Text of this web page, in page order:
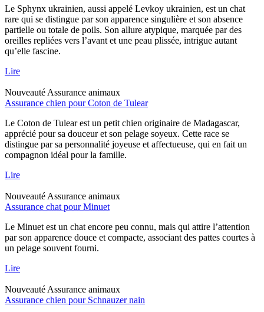
Le Sphynx ukrainien, aussi appelé Levkoy ukrainien, est un chat
rare qui se distingue par son apparence singulière et son absence
partielle ou totale de poils. Son allure atypique, marquée par des
oreilles repliées vers l’avant et une peau plissée, intrigue autant
qu’elle fascine.
Lire
Nouveauté Assurance animaux
Assurance chien pour Coton de Tulear
Le Coton de Tulear est un petit chien originaire de Madagascar,
apprécié pour sa douceur et son pelage soyeux. Cette race se
distingue par sa personnalité joyeuse et affectueuse, qui en fait un
compagnon idéal pour la famille.
Lire
Nouveauté Assurance animaux
Assurance chat pour Minuet
Le Minuet est un chat encore peu connu, mais qui attire l’attention
par son apparence douce et compacte, associant des pattes courtes à
un pelage souvent fourni.
Lire
Nouveauté Assurance animaux
Assurance chien pour Schnauzer nain